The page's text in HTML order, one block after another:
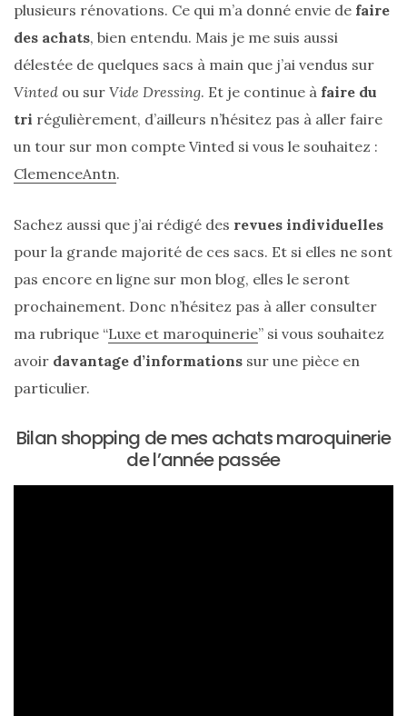
cabas
cuir
tressé
Parfois
mon
avis
sur
marron
et
plusieurs rénovations. Ce qui m’a donné envie de faire
des achats, bien entendu. Mais je me suis aussi
délestée de quelques sacs à main que j’ai vendus sur
Vinted ou sur Vide Dressing. Et je continue à faire du
tri régulièrement, d’ailleurs n’hésitez pas à aller faire
un tour sur mon compte Vinted si vous le souhaitez :
ClemenceAntn.
Sachez aussi que j’ai rédigé des revues individuelles
pour la grande majorité de ces sacs. Et si elles ne sont
pas encore en ligne sur mon blog, elles le seront
prochainement. Donc n’hésitez pas à aller consulter
ma rubrique “Luxe et maroquinerie” si vous souhaitez
avoir davantage d’informations sur une pièce en
particulier.
Bilan shopping de mes achats maroquinerie
de l’année passée